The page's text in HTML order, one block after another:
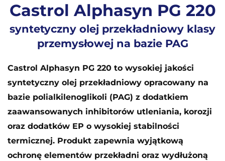
Castrol Alphasyn PG 220
syntetyczny olej przekładniowy klasy
przemysłowej na bazie PAG
Castrol Alphasyn PG 220 to wysokiej jakości
syntetyczny olej przekładniowy opracowany na
bazie polialkilenoglikoli (PAG) z dodatkiem
zaawansowanych inhibitorów utleniania, korozji
oraz dodatków EP o wysokiej stabilności
termicznej. Produkt zapewnia wyjątkową
ochronę elementów przekładni oraz wydłużoną